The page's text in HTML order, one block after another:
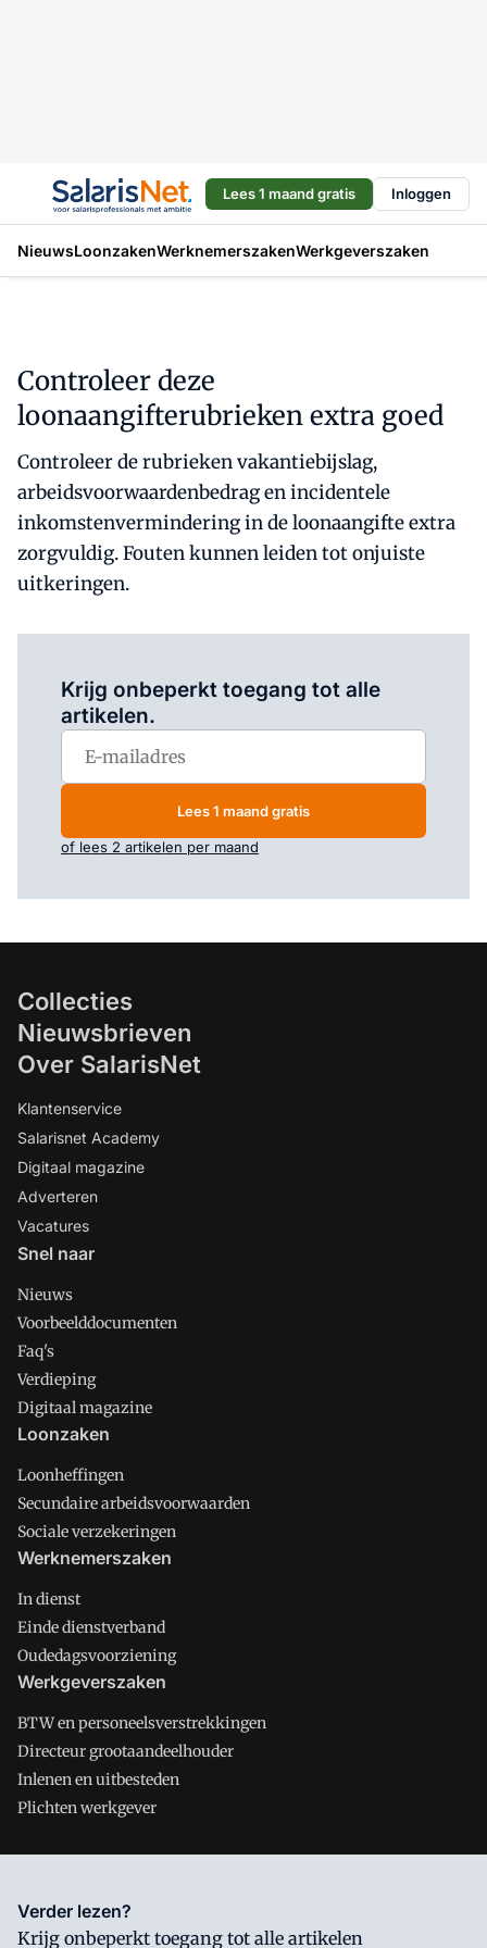
Lees 1 maand gratis Inloggen
NieuwsLoonzakenWerknemerszakenWerkgeverszaken
Controleer deze
loonaangifterubrieken extra goed
Controleer de rubrieken vakantiebijslag,
arbeidsvoorwaardenbedrag en incidentele
inkomstenvermindering in de loonaangifte extra
zorgvuldig. Fouten kunnen leiden tot onjuiste
uitkeringen.
Krijg onbeperkt toegang tot alle
artikelen.
Lees 1 maand gratis
of lees 2 artikelen per maand
Collecties
Nieuwsbrieven
Over SalarisNet
Klantenservice
Salarisnet Academy
Digitaal magazine
Adverteren
Vacatures
Snel naar
Nieuws
Voorbeelddocumenten
Faq's
Verdieping
Digitaal magazine
Loonzaken
Loonheffingen
Secundaire arbeidsvoorwaarden
Sociale verzekeringen
Werknemerszaken
In dienst
Einde dienstverband
Oudedagsvoorziening
Werkgeverszaken
BTW en personeelsverstrekkingen
Directeur grootaandeelhouder
Inlenen en uitbesteden
Plichten werkgever
Salarisnet is onderdeel van VMN media. Lees in
waar VMN media voor staat. Op gebruik van deze site zijn de
Verder lezen?
Krijg onbeperkt toegang tot alle artikelen